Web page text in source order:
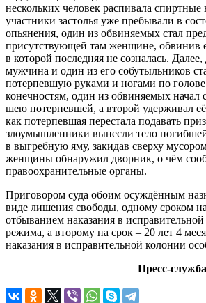
нескольких человек распивала спиртные
участники застолья уже пребывали в
опьянения, один из обвиняемых стал
присутствующей там женщине, обвинив
в которой последняя не созналась.
мужчина и один из его собутыльников
потерпевшую руками и ногами по
конечностям, один из обвиняемых начал
шею потерпевшей, а второй удерживал
как потерпевшая перестала подавать
злоумышленники вынесли тело
в выгребную яму, закидав сверху
женщины обнаружил дворник, о чём
правоохранительные органы.
Приговором суда обоим осуждённым
виде лишения свободы, одному сроком
отбыванием наказания в
режима, а второму на срок – 20 лет 4
наказания в исправительной колонии
Пресс-